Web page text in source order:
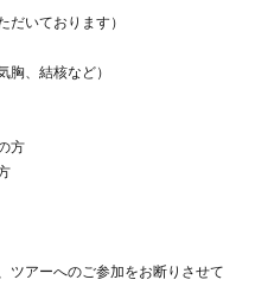
だいております）
胸、結核など）
方
ツアーへのご参加をお断りさせて